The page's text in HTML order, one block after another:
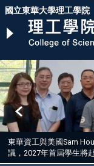
跳
主
內
容
區
國立東華大學理工學院
東華資工與美國Sam
議，2027年首屆學生將